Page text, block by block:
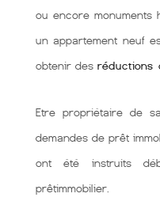
ou encore monuments
un appartement neuf
obtenir des réductions
Etre propriétaire de
demandes de prêt
ont été instruits
prêtimmobilier.